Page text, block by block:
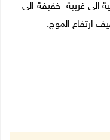
الى غربية خفيفة الى
ارتفاع الموج.